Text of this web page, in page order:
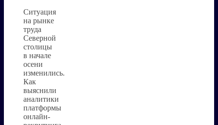
Ситуация
на рынке
труда
Северной
столицы
в начале
осени
изменились.
Как
выяснили
аналитики
платформы
онлайн-